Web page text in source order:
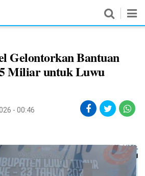
Gelontorkan Bantuan
Miliar untuk Luwu
- 00:46